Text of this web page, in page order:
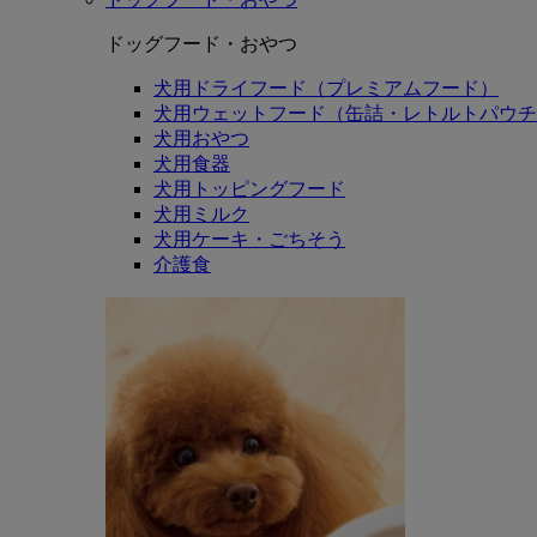
ドッグフード・おやつ
犬用ドライフード（プレミアムフード）
犬用ウェットフード（缶詰・レトルトパウ
犬用おやつ
犬用食器
犬用トッピングフード
犬用ミルク
犬用ケーキ・ごちそう
介護食